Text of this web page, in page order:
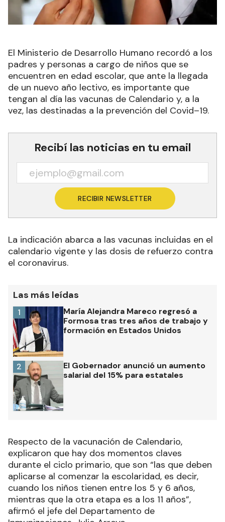
El Ministerio de Desarrollo Humano recordó a los
padres y personas a cargo de niños que se
encuentren en edad escolar, que ante la llegada
de un nuevo año lectivo, es importante que
tengan al día las vacunas de Calendario y, a la
vez, las destinadas a la prevención del Covid–19.
Recibí las noticias en tu email
RECIBIR NEWSLETTER
La indicación abarca a las vacunas incluidas en el
calendario vigente y las dosis de refuerzo contra
el coronavirus.
Las más leídas
María Alejandra Mareco regresó a
Formosa tras tres años de trabajo y
formación en Estados Unidos
1
El Gobernador anunció un aumento
salarial del 15% para estatales
2
Respecto de la vacunación de Calendario,
explicaron que hay dos momentos claves
durante el ciclo primario, que son “las que deben
aplicarse al comenzar la escolaridad, es decir,
cuando los niños tienen entre los 5 y 6 años,
mientras que la otra etapa es a los 11 años”,
afirmó el jefe del Departamento de